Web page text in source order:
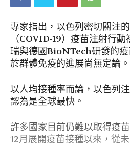
專家指出，以色列密切關注
（COVID-19）疫苗注射行
瑞與德國BioNTech研發的
於群體免疫的進展尚無定論。
以人均接種率而論，以色列
認為是全球最快。
許多國家目前仍難以取得疫
12月展開疫苗接種以來，從